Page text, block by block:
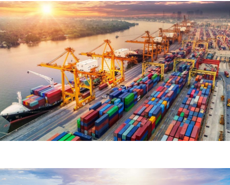
Demo Media Title 5
Courier Service Road Transport